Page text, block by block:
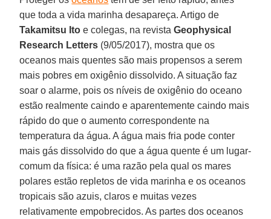
que toda a vida marinha desapareça. Artigo de
Takamitsu Ito e colegas, na revistaGeophysical
Research Letters (9/05/2017), mostra que os
oceanos mais quentes são mais propensos a serem
mais pobres em oxigênio dissolvido. A situação faz
soar o alarme, pois os níveis de oxigênio do oceano
estão realmente caindo e aparentemente caindo mais
rápido do que o aumento correspondente na
temperatura da água. A água mais fria pode conter
mais gás dissolvido do que a água quente é um lugar-
comum da física: é uma razão pela qual os mares
polares estão repletos de vida marinha e os oceanos
tropicais são azuis, claros e muitas vezes
relativamente empobrecidos. As partes dos oceanos